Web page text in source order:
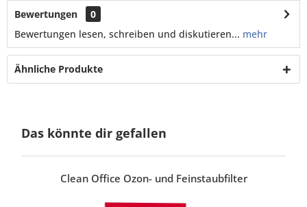
Bewertungen
0
Bewertungen lesen, schreiben und diskutieren... mehr
Ähnliche Produkte
Das könnte dir gefallen
Clean Office Ozon- und Feinstaubfilter